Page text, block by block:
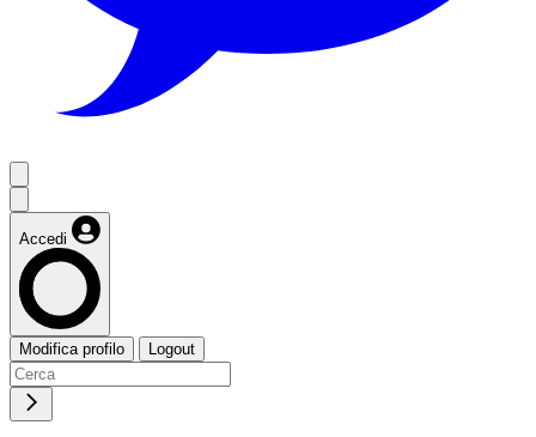
Accedi
Modifica profilo Logout